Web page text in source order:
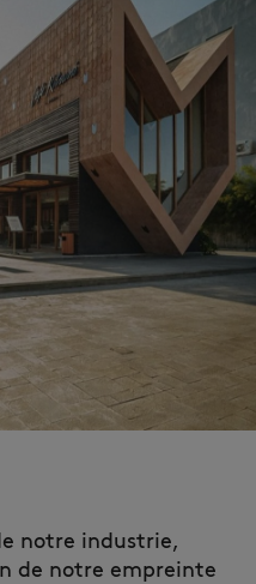
notre industrie,
de notre empreinte